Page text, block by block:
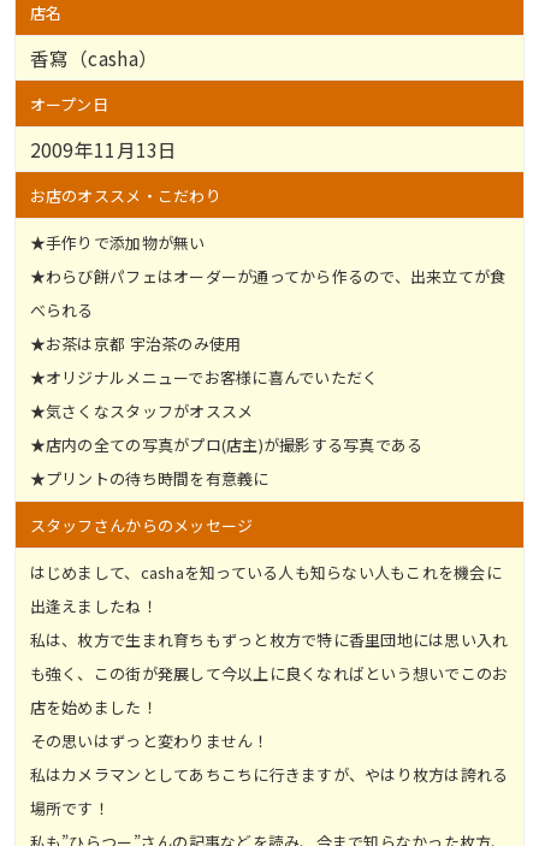
店名
香寫（casha）
オープン日
2009年11月13日
お店のオススメ・こだわり
★手作りで添加物が無い
★わらび餅パフェはオーダーが通ってから作るので、出来立てが食
べられる
★お茶は京都 宇治茶のみ使用
★オリジナルメニューでお客様に喜んでいただく
★気さくなスタッフがオススメ
★店内の全ての写真がプロ(店主)が撮影する写真である
★プリントの待ち時間を有意義に
スタッフさんからのメッセージ
はじめまして、cashaを知っている人も知らない人もこれを機会に
出逢えましたね！
私は、枚方で生まれ育ちもずっと枚方で特に香里団地には思い入れ
も強く、この街が発展して今以上に良くなればという想いでこのお
店を始めました！
その思いはずっと変わりません！
私はカメラマンとしてあちこちに行きますが、やはり枚方は誇れる
場所です！